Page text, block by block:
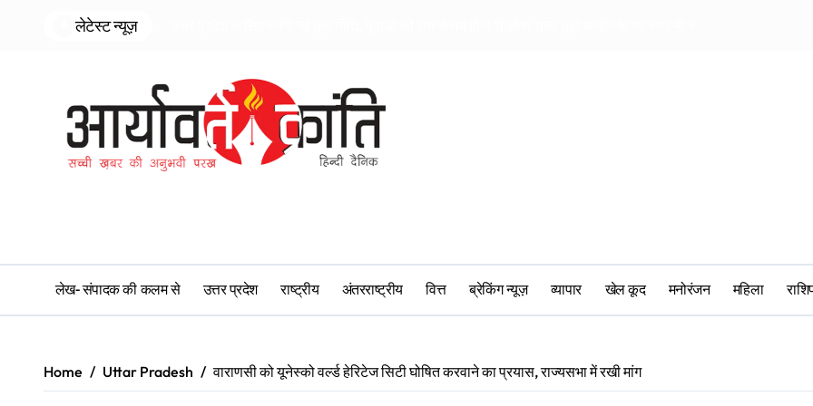
लेटेस्ट न्यूज़
लेख- संपादक की कलम से उत्तर प्रदेश राष्ट्रीय अंतरराष्ट्रीय वित्त ब्रेकिंग न्यूज़ व्यापार खेल कूद मनोरंजन महिला
Home Uttar Pradesh वाराणसी को यूनेस्को वर्ल्ड हेरिटेज सिटी घोषित करवाने का प्रयास, राज्यसभा में रखी मांग